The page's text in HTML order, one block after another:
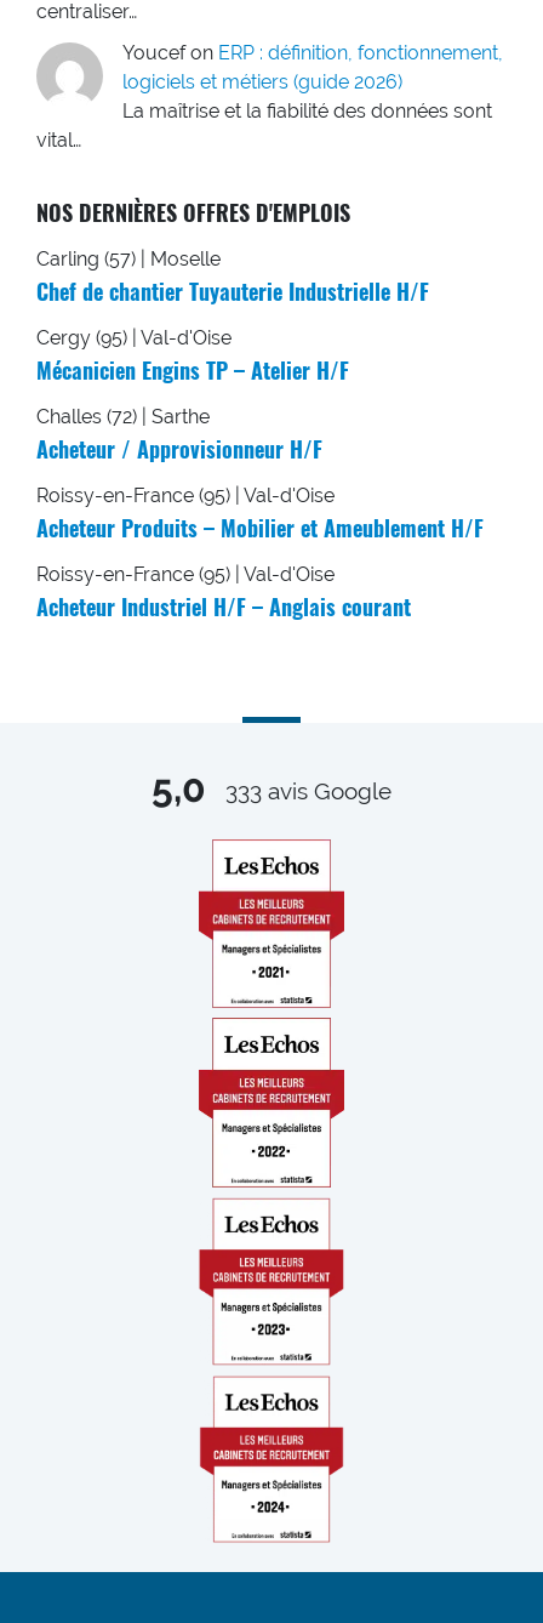
centraliser…
Youcef on ERP : définition, fonctionnement,
logiciels et métiers (guide 2026)
La maîtrise et la fiabilité des données sont
vital…
NOS DERNIÈRES OFFRES D'EMPLOIS
Carling (57) | Moselle
Chef de chantier Tuyauterie Industrielle H/F
Cergy (95) | Val-d'Oise
Mécanicien Engins TP – Atelier H/F
Challes (72) | Sarthe
Acheteur / Approvisionneur H/F
Roissy-en-France (95) | Val-d'Oise
Acheteur Produits – Mobilier et Ameublement H/F
Roissy-en-France (95) | Val-d'Oise
Acheteur Industriel H/F – Anglais courant
5,0 333 avis Google